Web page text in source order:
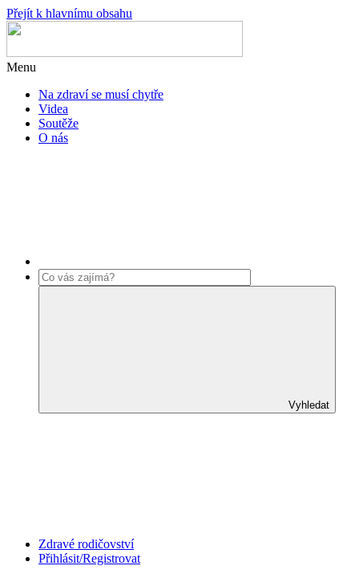
Přejít k hlavnímu obsahu
Menu
Na zdraví se musí chytře
Videa
Soutěže
O nás
Vyhledat
Zdravé rodičovství
Přihlásit/Registrovat